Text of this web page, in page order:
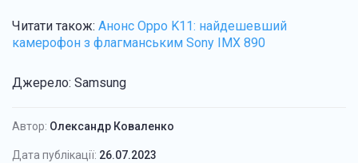
Читати також: Анонс Oppo K11: найдешевший
камерофон з флагманським Sony IMX 890
Джерело: Samsung
Автор: Олександр Коваленко
Дата публікації: 26.07.2023